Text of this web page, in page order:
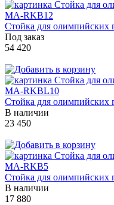
Стойка для
Под заказ
54 420
Стойка для
В наличии
23 450
Стойка для
В наличии
17 880